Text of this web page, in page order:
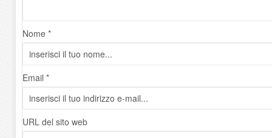
Nome *
Email *
URL del sito web